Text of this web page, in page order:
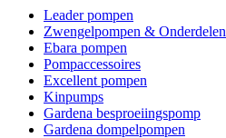
Leader pompen
Zwengelpompen & Onderdelen
Ebara pompen
Pompaccessoires
Excellent pompen
Kinpumps
Gardena besproeiingspomp
Gardena dompelpompen